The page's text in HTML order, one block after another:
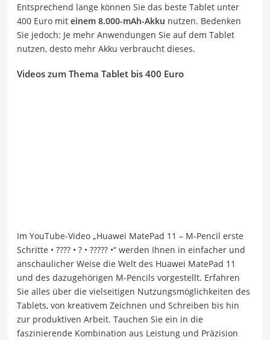
Entsprechend lange können Sie das beste Tablet unter
400 Euro mit einem 8.000-mAh-Akku nutzen. Bedenken
Sie jedoch: Je mehr Anwendungen Sie auf dem Tablet
nutzen, desto mehr Akku verbraucht dieses.
Videos zum Thema Tablet bis 400 Euro
Im YouTube-Video „Huawei MatePad 11 – M-Pencil erste
Schritte • ???? • ? • ????? •“ werden Ihnen in einfacher und
anschaulicher Weise die Welt des Huawei MatePad 11
und des dazugehörigen M-Pencils vorgestellt. Erfahren
Sie alles über die vielseitigen Nutzungsmöglichkeiten des
Tablets, von kreativem Zeichnen und Schreiben bis hin
zur produktiven Arbeit. Tauchen Sie ein in die
faszinierende Kombination aus Leistung und Präzision